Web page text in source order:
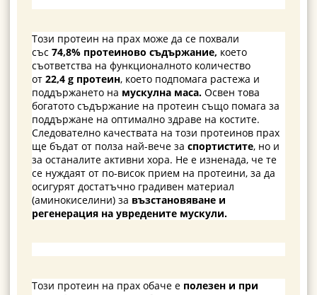
Този протеин на прах може да се похвали
със 74,8% протеиново съдържание, което
съответства на функционалното количество
от 22,4 g протеин, което подпомага растежа и
поддържането на мускулна маса. Освен това
богатото съдържание на протеин също помага за
поддържане на оптимално здраве на костите.
Следователно качествата на този протеинов прах
ще бъдат от полза най-вече за спортистите, но и
за останалите активни хора. Не е изненада, че те
се нуждаят от по-висок прием на протеини, за да
осигурят достатъчно градивен материал
(аминокиселини) за възстановяване и
регенерация на увредените мускули.
Този протеин на прах обаче е полезен и при